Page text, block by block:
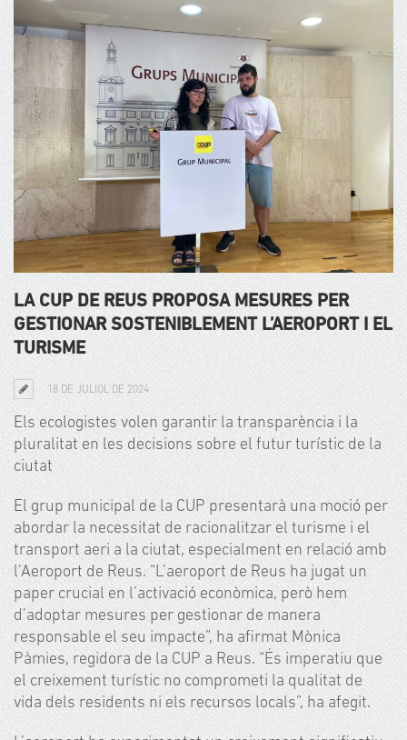
LA CUP DE REUS PROPOSA MESURES PER
GESTIONAR SOSTENIBLEMENT L’AEROPORT I EL
TURISME
18 DE JULIOL DE 2024
Els ecologistes volen garantir la transparència i la
pluralitat en les decisions sobre el futur turístic de la
ciutat
El grup municipal de la CUP presentarà una moció per
abordar la necessitat de racionalitzar el turisme i el
transport aeri a la ciutat, especialment en relació amb
l’Aeroport de Reus. “L’aeroport de Reus ha jugat un
paper crucial en l’activació econòmica, però hem
d’adoptar mesures per gestionar de manera
responsable el seu impacte”, ha afirmat Mònica
Pàmies, regidora de la CUP a Reus. “És imperatiu que
el creixement turístic no comprometi la qualitat de
vida dels residents ni els recursos locals”, ha afegit.